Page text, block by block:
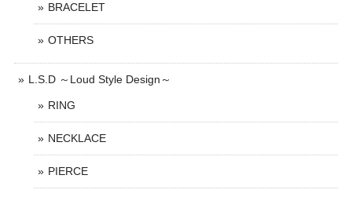
BRACELET
OTHERS
L.S.D ～Loud Style Design～
RING
NECKLACE
PIERCE